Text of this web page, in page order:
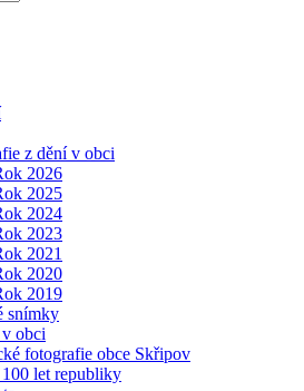
z dění v obci
2026
2025
2024
2023
2021
2020
2019
snímky
obci
fotografie obce Skřipov
let republiky